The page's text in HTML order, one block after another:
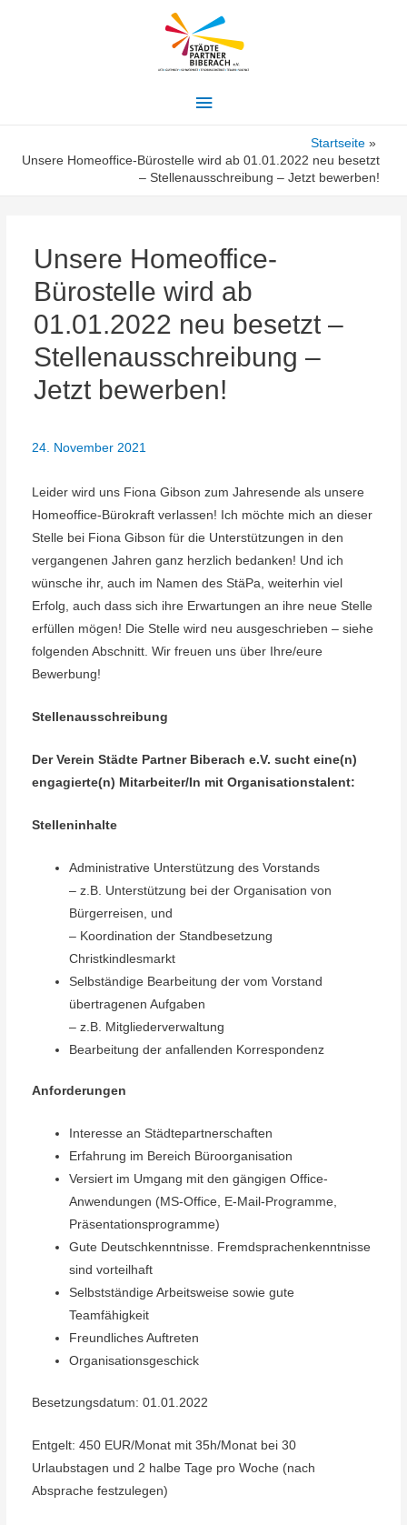
Hauptmenü
Startseite
Unsere Homeoffice-Bürostelle wird ab 01.01.2022 neu besetzt
– Stellenausschreibung – Jetzt bewerben!
Unsere Homeoffice-
Bürostelle wird ab
01.01.2022 neu besetzt –
Stellenausschreibung –
Jetzt bewerben!
24. November 2021
Leider wird uns Fiona Gibson zum Jahresende als unsere
Homeoffice-Bürokraft verlassen! Ich möchte mich an dieser
Stelle bei Fiona Gibson für die Unterstützungen in den
vergangenen Jahren ganz herzlich bedanken! Und ich
wünsche ihr, auch im Namen des StäPa, weiterhin viel
Erfolg, auch dass sich ihre Erwartungen an ihre neue Stelle
erfüllen mögen! Die Stelle wird neu ausgeschrieben – siehe
folgenden Abschnitt. Wir freuen uns über Ihre/eure
Bewerbung!
Stellenausschreibung
Der Verein Städte Partner Biberach e.V. sucht eine(n)
engagierte(n) Mitarbeiter/In mit Organisationstalent:
Stelleninhalte
Administrative Unterstützung des Vorstands
– z.B. Unterstützung bei der Organisation von
Bürgerreisen, und
– Koordination der Standbesetzung
Christkindlesmarkt
Selbständige Bearbeitung der vom Vorstand
übertragenen Aufgaben
– z.B. Mitgliederverwaltung
Bearbeitung der anfallenden Korrespondenz
Anforderungen
Interesse an Städtepartnerschaften
Erfahrung im Bereich Büroorganisation
Versiert im Umgang mit den gängigen Office-
Anwendungen (MS-Office, E-Mail-Programme,
Präsentationsprogramme)
Gute Deutschkenntnisse. Fremdsprachenkenntnisse
sind vorteilhaft
Selbstständige Arbeitsweise sowie gute
Teamfähigkeit
Freundliches Auftreten
Organisationsgeschick
Besetzungsdatum: 01.01.2022
Entgelt: 450 EUR/Monat mit 35h/Monat bei 30
Urlaubstagen und 2 halbe Tage pro Woche (nach
Absprache festzulegen)